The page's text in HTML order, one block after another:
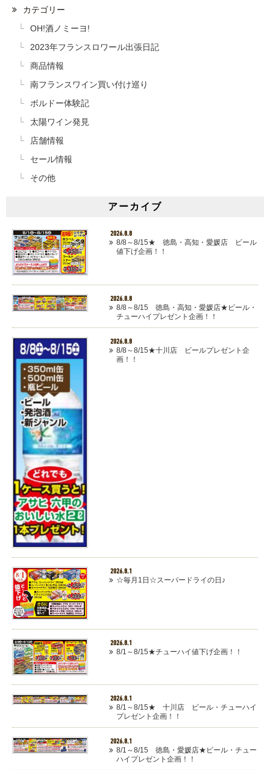
カテゴリー
OH!酒ノミーヨ!
2023年フランスロワール出張日記
商品情報
南フランスワイン買い付け巡り
ボルドー体験記
太陽ワイン発見
店舗情報
セール情報
その他
アーカイブ
2026.8.8
8/8～8/15★ 徳島・高知・愛媛店 ビール
値下げ企画！！
2026.8.8
8/8～8/15 徳島・高知・愛媛店★ビール・
チューハイプレゼント企画！！
2026.8.8
8/8～8/15★十川店 ビールプレゼント企
画！！
2026.8.1
☆毎月1日☆スーパードライの日♪
2026.8.1
8/1～8/15★チューハイ値下げ企画！！
2026.8.1
8/1～8/15★ 十川店 ビール・チューハイ
プレゼント企画！！
2026.8.1
8/1～8/15 徳島・愛媛店★ビール・チュー
ハイプレゼント企画！！